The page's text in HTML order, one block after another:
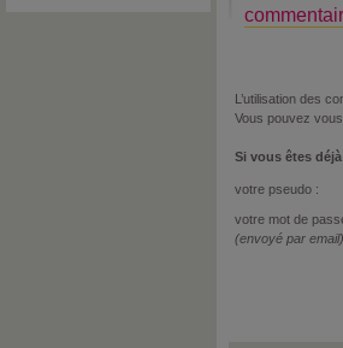
L’utilisation des
Vous pouvez vous
Si vous êtes
votre pseudo :
votre mot de
(envoyé par email)